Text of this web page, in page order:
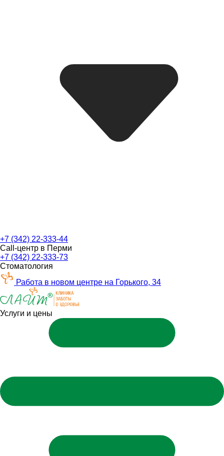
+7 (342) 22-333-44
Call-центр в Перми
+7 (342) 22-333-73
Стоматология
Работа в новом центре на Горького, 34
Услуги и цены